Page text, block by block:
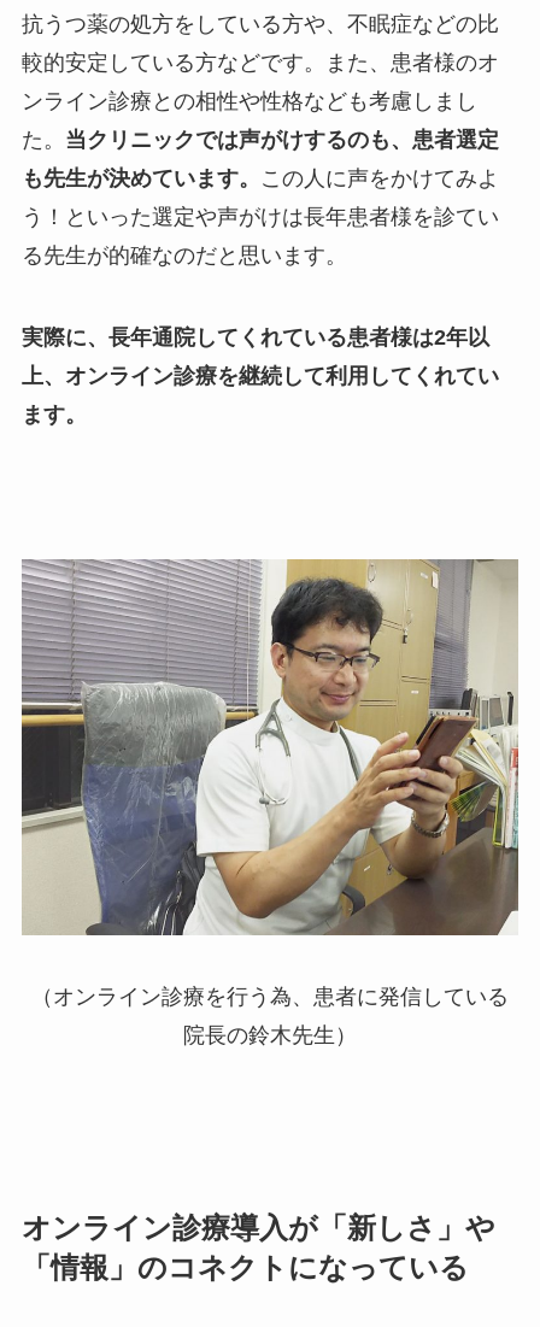
抗うつ薬の処方をしている方や、不眠症などの比
較的安定している方などです。また、患者様のオ
ンライン診療との相性や性格なども考慮しまし
た。 当クリニックでは声がけするのも、患者選定
も先生が決めています。
この人に声をかけてみよ
う！といった選定や声がけは長年患者様を診てい
る先生が的確なのだと思います。
実際に、長年通院してくれている患者様は2年以
上、オンライン診療を継続して利用してくれてい
ます。
（オンライン診療を行う為、患者に発信している
院長の鈴木先生）
オンライン診療導入が「新しさ」や
「情報」のコネクトになっている